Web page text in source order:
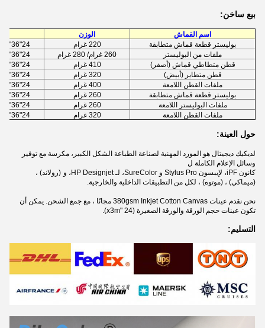
بيع ساخن:
اسم القماش الوزن
بوليستر قطعة قماش متطابقة
220 غرام
24"36"44"50"60"الخ
ملفات من البوليستر
260 غرام/ 280 غرام
24"36"44"50"60"الخ
قطن متطاطي قماش (أصفر)
410 غرام
24"36"44"50"60"الخ
قطن متطاير (أبيض)
320 غرام
24"36"44"50"60"الخ
ملفات القطن اللامعة
400 غرام
24"36"44"50"60"الخ
بوليستر قطعة قماش متطابقة
260 غرام
24"36"44"50"60"الخ
ملفات البوليستر اللامعة
260 غرام
24"36"44"50"60"الخ
ملفات القطن اللامعة
320 غرام 24"36"44"50"60"الخ
حول العينة:
لديكيك ديجيتال هو المورد المهنية لصناعة الطباعة الشكل الكبير، مكرسة مع توفير
وسائل الإعلام الكاملة ل
كانون iPF، لإيبسون Stylus Pro و SureColor، لـ HP Designjet، و
(رولاند) ،
(ميماكي) ، (موتوه) ، لكل من التطبيقات الداخلية والخارجية.
نحن نقدم عينات 380gsm Inkjet Cotton Canvas مجانًا ، مع جمع الشحن. يمكن أن
تكون عينات حجم الورقة والورقة الصغيرة (24 "x3m).
التسليم: